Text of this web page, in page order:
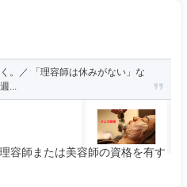
。／ 「理容師は休みがない」な
...
容師または美容師の資格を有す